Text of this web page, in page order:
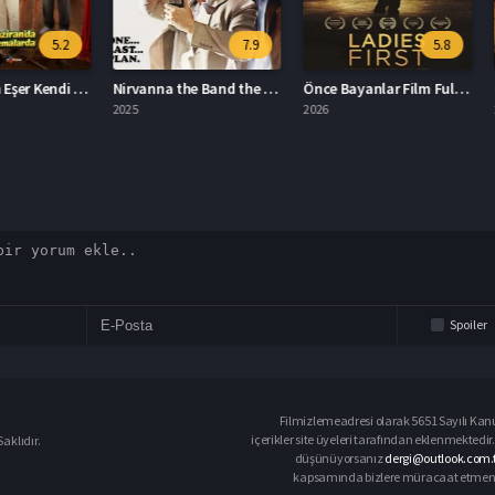
5.2
Kıyma: Hain Eşer Kendi Düşer Full HD İzle
7.9
Nirvanna the Band the Show the Movie Türkçe Dublaj İzle
5.8
Önce Bayanlar Film Full HD İzle
Spoiler
Filmizlemeadresi olarak 5651 Sayılı
içerikler site üyeleri tarafından
düşünüyorsanız
kapsamında bizlere müracaat